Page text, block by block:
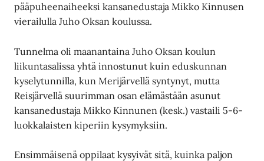
pääpuheenaiheeksi kansanedustaja Mikko Kinnusen
vierailulla Juho Oksan koulussa.
Tunnelma oli maanantaina Juho Oksan koulun
liikuntasalissa yhtä innostunut kuin eduskunnan
kyselytunnilla, kun Merijärvellä syntynyt, mutta
Reisjärvellä suurimman osan elämästään asunut
kansanedustaja Mikko Kinnunen (kesk.) vastaili 5-6-
luokkalaisten kiperiin kysymyksiin.
Ensimmäisenä oppilaat kysyivät sitä, kuinka paljon